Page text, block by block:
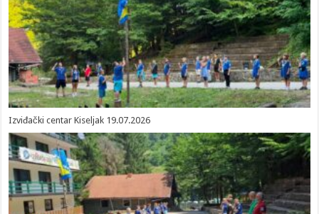
Izviđački centar Kiseljak 19.07.2026